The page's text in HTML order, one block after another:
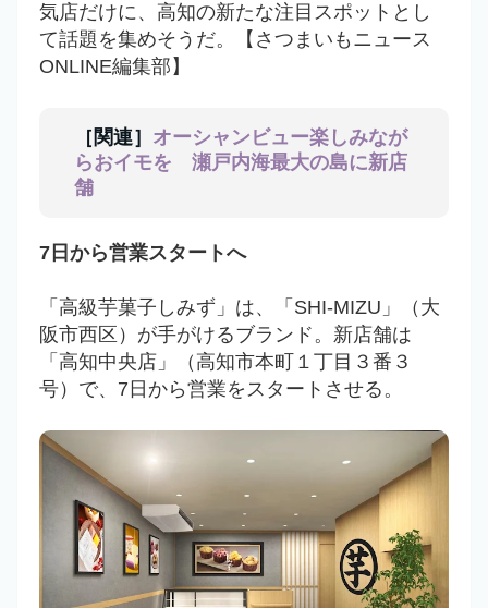
気店だけに、高知の新たな注目スポットとし
て話題を集めそうだ。【さつまいもニュース
ONLINE編集部】
［関連］ オーシャンビュー楽しみなが
らおイモを 瀬戸内海最大の島に新店
舗
7日から営業スタートへ
「高級芋菓子しみず」は、「SHI-MIZU」（大
阪市西区）が手がけるブランド。新店舗は
「高知中央店」（高知市本町１丁目３番３
号）で、7日から営業をスタートさせる。